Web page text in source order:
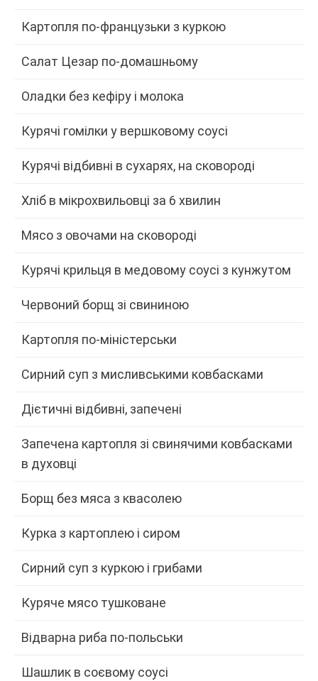
Картопля по-французьки з куркою
Салат Цезар по-домашньому
Оладки без кефіру і молока
Курячі гомілки у вершковому соусі
Курячі відбивні в сухарях, на сковороді
Хліб в мікрохвильовці за 6 хвилин
Мясо з овочами на сковороді
Курячі крильця в медовому соусі з кунжутом
Червоний борщ зі свининою
Картопля по-міністерськи
Сирний суп з мисливськими ковбасками
Дієтичні відбивні, запечені
Запечена картопля зі свинячими ковбасками
в духовці
Борщ без мяса з квасолею
Курка з картоплею і сиром
Сирний суп з куркою і грибами
Куряче мясо тушковане
Відварна риба по-польськи
Шашлик в соєвому соусі